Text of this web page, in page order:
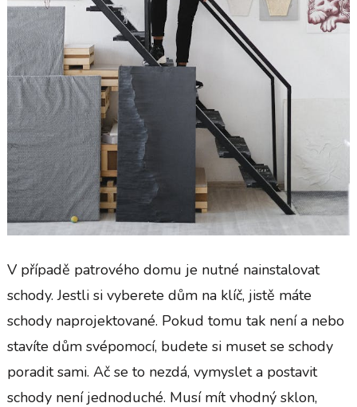
V případě patrového domu je nutné nainstalovat
schody. Jestli si vyberete dům na klíč, jistě máte
schody naprojektované. Pokud tomu tak není a nebo
stavíte dům svépomocí, budete si muset se schody
poradit sami. Ač se to nezdá, vymyslet a postavit
schody není jednoduché. Musí mít vhodný sklon,